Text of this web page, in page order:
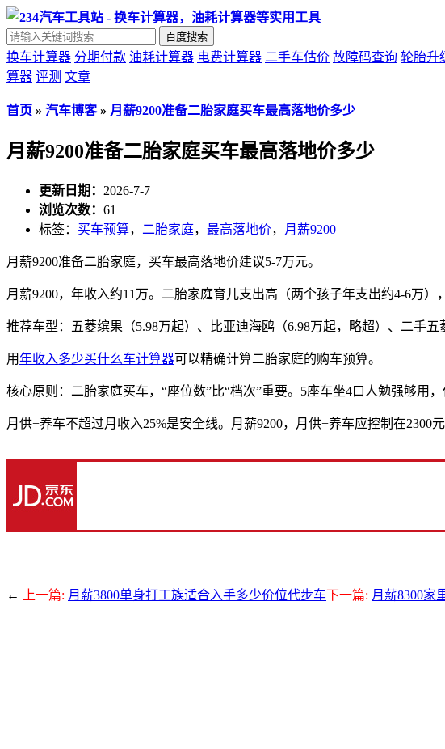
百度搜索
换车计算器 分期付款 油耗计算器 电费计算器 二手车估价 故障码查询 轮胎升
算器 评测 文章
首页 » 汽车博客» 月薪9200准备二胎家庭买车最高落地价多少
月薪9200准备二胎家庭买车最高落地价多少
更新日期： 2026-7-7
浏览次数： 61
标签： 买车预算， 二胎家庭， 最高落地价， 月薪9200
月薪9200准备二胎家庭，买车最高落地价建议5-7万元。
月薪9200，年收入约11万。二胎家庭育儿支出高（两个孩子年支出约4-6万
推荐车型：五菱缤果（5.98万起）、比亚迪海鸥（6.98万起，略超）、二手
用年收入多少买什么车计算器可以精确计算二胎家庭的购车预算。
核心原则：二胎家庭买车，“座位数”比“档次”重要。5座车坐4口人勉强够用
月供+养车不超过月收入25%是安全线。月薪9200，月供+养车应控制在2300元
← 上一篇: 月薪3800单身打工族适合入手多少价位代步车下一篇: 月薪8300家